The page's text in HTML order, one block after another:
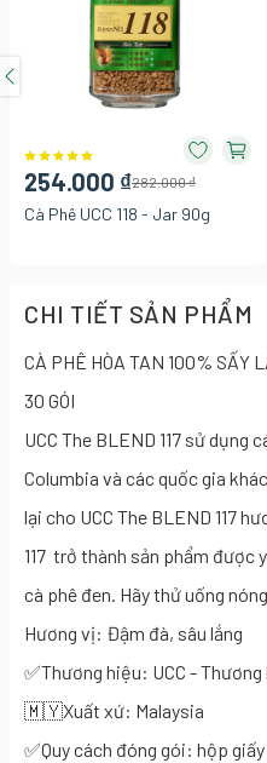
254.000 ₫282.000 ₫
Cà Phê UCC 118 - Jar 90g
CHI TIẾT SẢN PHẨM
CÀ PHÊ HÒA TAN 100% SẤY
30 GÓI
UCC The BLEND 117 sử
Columbia và các quốc gia
lại cho UCC The BLEND 117
117 trở thành sản phẩm được
cà phê đen. Hãy thử uống
Hương vị: Đậm đà, sâu lắng
✅Thương hiệu: UCC -
🇲🇾Xuất xứ: Malaysia
✅Quy cách đóng gói: hộp